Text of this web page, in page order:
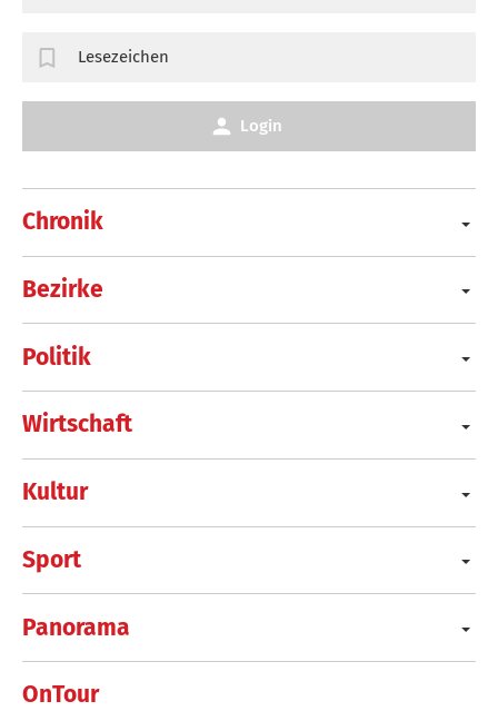
Chronik
Bezirke
Politik
Wirtschaft
Kultur
Sport
Panorama
OnTour
Lesezeichen
Login